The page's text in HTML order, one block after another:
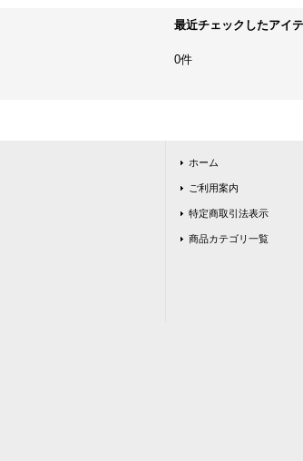
最近チェックしたアイ
0件
ホーム
ご利用案内
特定商取引法表示
商品カテゴリ一覧